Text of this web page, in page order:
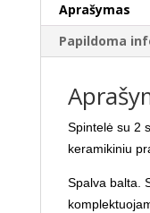
Aprašymas
Papildoma
Spintelė su 2
keramikiniu
Spalva balta.